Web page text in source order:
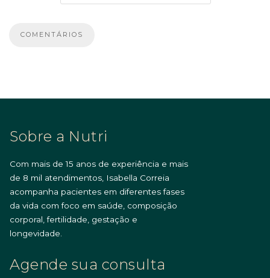
Sobre a Nutri
Com mais de 15 anos de experiência e mais
de 8 mil atendimentos, Isabella Correia
acompanha pacientes em diferentes fases
da vida com foco em saúde, composição
corporal, fertilidade, gestação e
longevidade.
Agende sua consulta